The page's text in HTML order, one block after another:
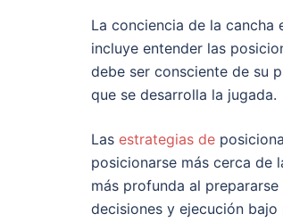
La conciencia de la
incluye entender las
debe ser consciente de su
que se desarrolla la jugada.
Las estrategias de
posicionarse más cerca de
más profunda al
decisiones y ejecución bajo